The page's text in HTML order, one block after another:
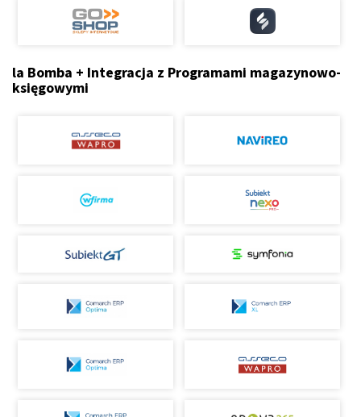
la Bomba + Integracja z Programami magazynowo-
księgowymi